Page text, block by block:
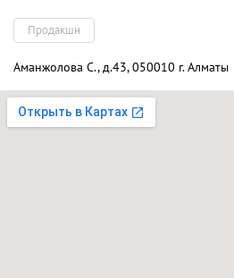
Продакшн
Аманжолова С., д.43, 050010 г. Алматы